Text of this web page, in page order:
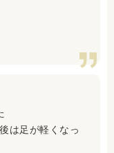
は足が軽くなっ